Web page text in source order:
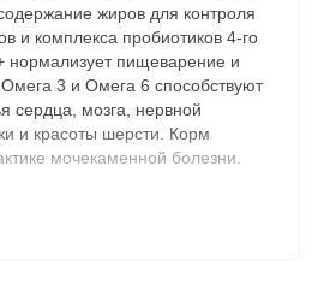
жиров для контроля
и комплекса пробиотиков 4-го
нормализует пищеварение и
3 и Омега 6 способствуют
сердца, мозга, нервной
и красоты шерсти. Корм
мочекаменной болезни.